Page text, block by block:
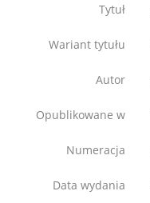
Tytuł
Wariant tytułu
Autor
Opublikowane w
Numeracja
Data wydania